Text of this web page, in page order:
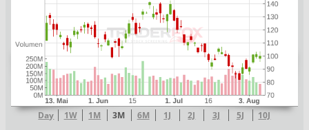
Day 1W 1M 3M 6M 1J 2J 3J 5J 10J